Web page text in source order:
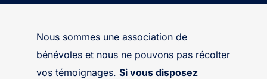
Nous sommes une association de
bénévoles et nous ne pouvons pas récolter
vos témoignages. Si vous disposez